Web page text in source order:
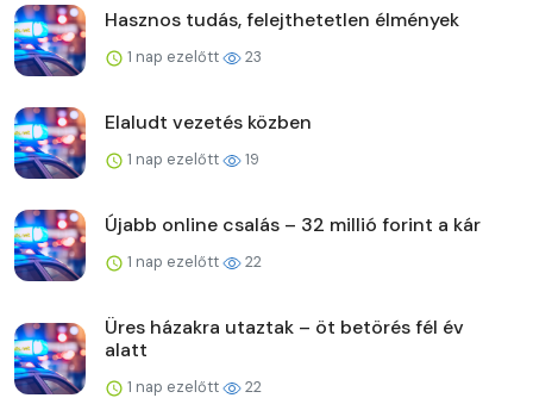
Hasznos tudás, felejthetetlen élmények
1 nap ezelőtt 23
Elaludt vezetés közben
1 nap ezelőtt 19
Újabb online csalás – 32 millió forint a kár
1 nap ezelőtt 22
Üres házakra utaztak – öt betörés fél év
alatt
1 nap ezelőtt 22